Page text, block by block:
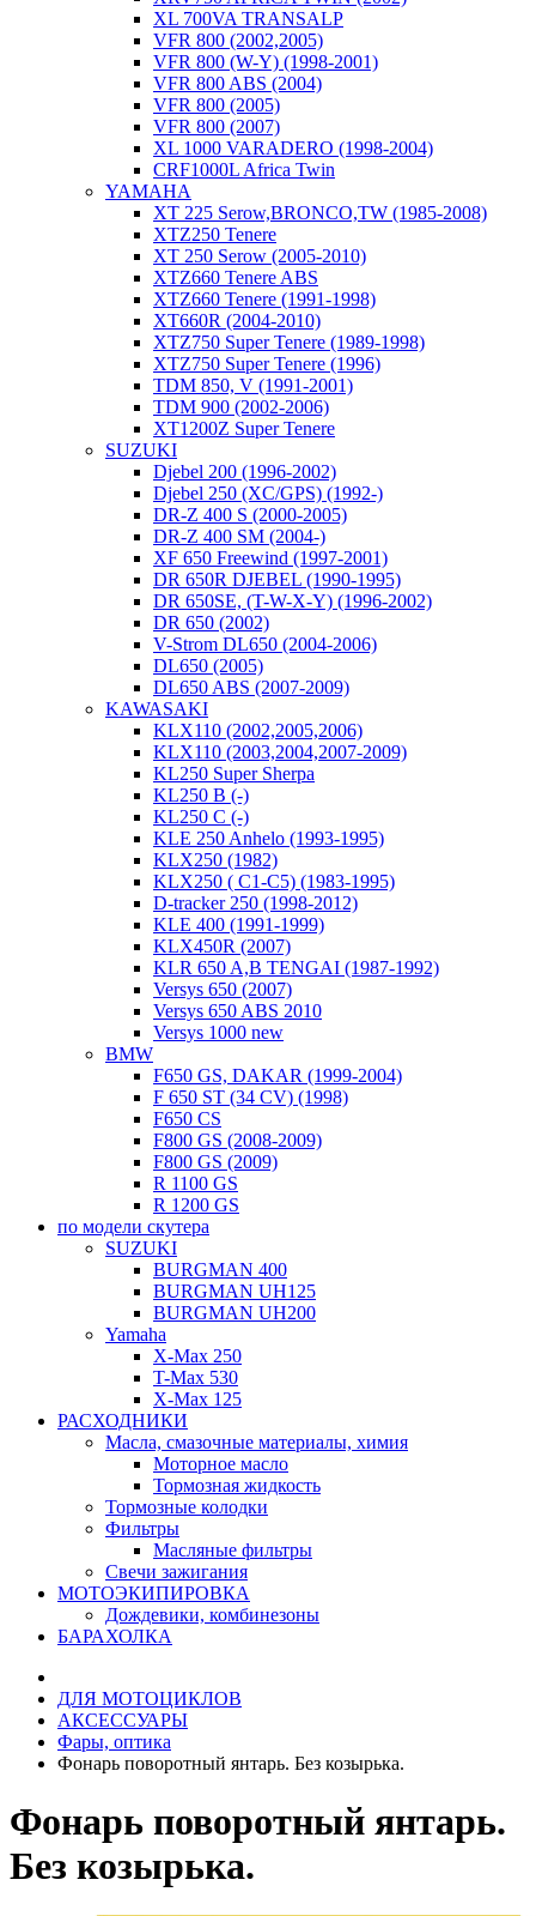
XL 700VA TRANSALP
VFR 800 (2002,2005)
VFR 800 (W-Y) (1998-2001)
VFR 800 ABS (2004)
VFR 800 (2005)
VFR 800 (2007)
XL 1000 VARADERO (1998-2004)
CRF1000L Africa Twin
YAMAHA
XT 225 Serow,BRONCO,TW (1985-2008)
XTZ250 Tenere
XT 250 Serow (2005-2010)
XTZ660 Tenere ABS
XTZ660 Tenere (1991-1998)
XT660R (2004-2010)
XTZ750 Super Tenere (1989-1998)
XTZ750 Super Tenere (1996)
TDM 850, V (1991-2001)
TDM 900 (2002-2006)
XT1200Z Super Tenere
SUZUKI
Djebel 200 (1996-2002)
Djebel 250 (XC/GPS) (1992-)
DR-Z 400 S (2000-2005)
DR-Z 400 SM (2004-)
XF 650 Freewind (1997-2001)
DR 650R DJEBEL (1990-1995)
DR 650SE, (T-W-X-Y) (1996-2002)
DR 650 (2002)
V-Strom DL650 (2004-2006)
DL650 (2005)
DL650 ABS (2007-2009)
KAWASAKI
KLX110 (2002,2005,2006)
KLX110 (2003,2004,2007-2009)
KL250 Super Sherpa
KL250 B (-)
KL250 C (-)
KLE 250 Anhelo (1993-1995)
KLX250 (1982)
KLX250 ( C1-C5) (1983-1995)
D-tracker 250 (1998-2012)
KLE 400 (1991-1999)
KLX450R (2007)
KLR 650 A,B TENGAI (1987-1992)
Versys 650 (2007)
Versys 650 ABS 2010
Versys 1000 new
BMW
F650 GS, DAKAR (1999-2004)
F 650 ST (34 CV) (1998)
F650 CS
F800 GS (2008-2009)
F800 GS (2009)
R 1100 GS
R 1200 GS
по модели скутера
SUZUKI
BURGMAN 400
BURGMAN UH125
BURGMAN UH200
Yamaha
X-Max 250
T-Max 530
X-Max 125
РАСХОДНИКИ
Масла, смазочные материалы, химия
Моторное масло
Тормозная жидкость
Тормозные колодки
Фильтры
Масляные фильтры
Свечи зажигания
МОТОЭКИПИРОВКА
Дождевики, комбинезоны
БАРАХОЛКА
ДЛЯ МОТОЦИКЛОВ
АКСЕССУАРЫ
Фары, оптика
Фонарь поворотный янтарь. Без козырька.
Фонарь поворотный янтарь.
Без козырька.